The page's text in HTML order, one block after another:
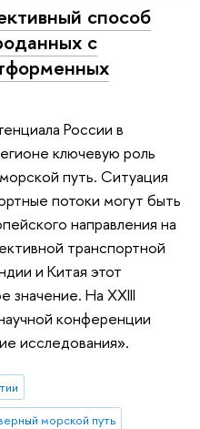
способ
с
России в
ключевую роль
путь. Ситуация
потоки могут быть
направления на
транспортной
и Китая этот
значение. На XXIII
конференции
исследования».
морской путь